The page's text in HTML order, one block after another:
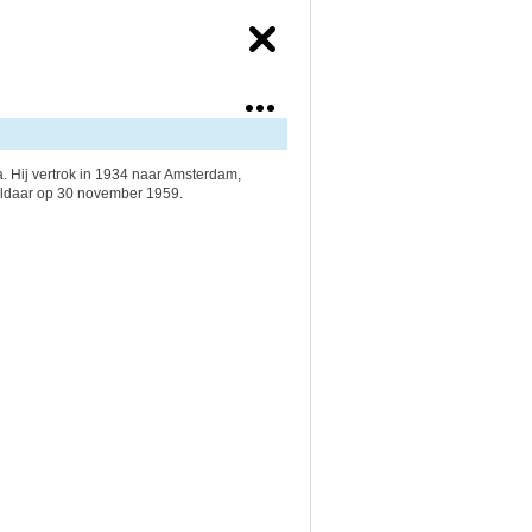
Hij vertrok in 1934 naar Amsterdam,
op 30 november 1959.